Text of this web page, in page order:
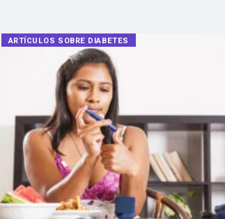
ARTÍCULOS SOBRE DIABETES